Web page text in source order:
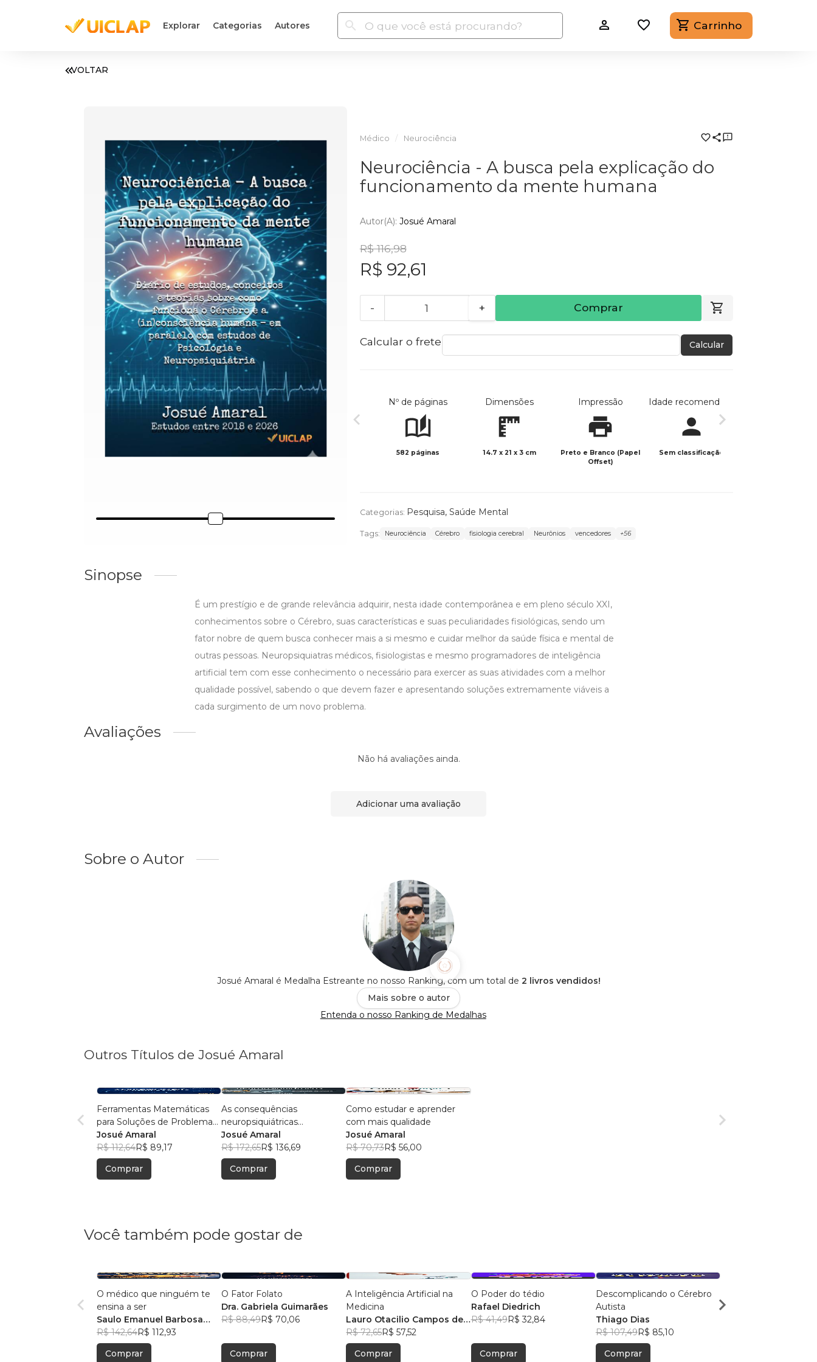
Explorar Categorias Autores Carrinho
VOLTAR
Médico Neurociência
Neurociência - A busca pela explicação do
funcionamento da mente humana
Autor(a): Josué Amaral
R$ 116,98
R$ 92,61
- + Comprar
Calcular o frete Calcular
Nº de páginas
582 páginas
Dimensões
14.7 x 21 x 3 cm
Impressão
Preto e Branco (Papel
Offset)
Idade recomendada
Sem classificação
Categorias: Pesquisa, Saúde Mental
Tags: Neurociência​ Cérebro fisiologia cerebral​ Neurônios vencedores​ +56
Sinopse
É um prestígio e de grande relevância adquirir, nesta idade contemporânea e em pleno século XXI,
conhecimentos sobre o Cérebro, suas características e suas peculiaridades fisiológicas, sendo um
fator nobre de quem busca conhecer mais a si mesmo e cuidar melhor da saúde física e mental de
outras pessoas. Neuropsiquiatras médicos, fisiologistas e mesmo programadores de inteligência
artificial tem com esse conhecimento o necessário para exercer as suas atividades com a melhor
qualidade possível, sabendo o que devem fazer e apresentando soluções extremamente viáveis a
cada surgimento de um novo problema.
Avaliações
Não há avaliações ainda.
Adicionar uma avaliação
Sobre o Autor
Josué Amaral é Medalha Estreante no nosso Ranking, com um total de 2 livros vendidos!
Mais sobre o autor
Entenda o nosso Ranking de Medalhas
Outros Títulos de Josué Amaral
Ferramentas Matemáticas
para Soluções de Problemas
Complexos
Josué Amaral
R$ 112,64R$ 89,17
Comprar
As consequências
neuropsiquiátricas
decorrentes das decisões
humanas
Josué Amaral
R$ 172,65R$ 136,69
Comprar
Como estudar e aprender
com mais qualidade
Josué Amaral
R$ 70,73R$ 56,00
Comprar
Você também pode gostar de
O médico que ninguém te
ensina a ser
Saulo Emanuel Barbosa
Oliveira
R$ 142,64R$ 112,93
Comprar
O Fator Folato
Dra. Gabriela Guimarães
R$ 88,49R$ 70,06
Comprar
A Inteligência Artificial na
Medicina
Lauro Otacilio Campos de
Sousa
R$ 72,65R$ 57,52
Comprar
O Poder do tédio
Rafael Diedrich
R$ 41,49R$ 32,84
Comprar
Descomplicando o Cérebro
Autista
Thiago Dias
R$ 107,49R$ 85,10
Comprar
Jornalismo